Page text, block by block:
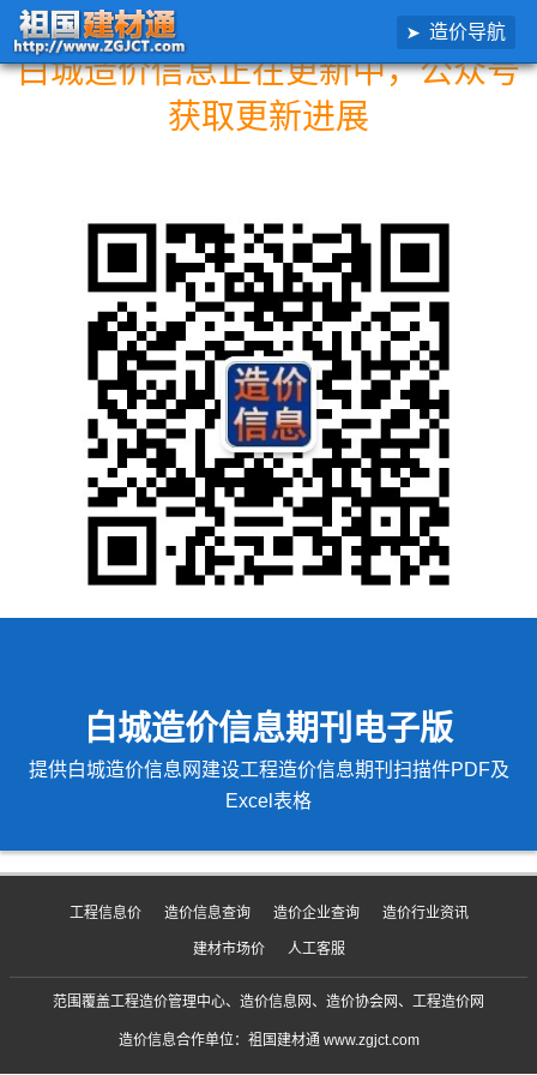
造价导航
白城造价信息期刊电子版
提供白城造价信息网建设工程造价信息期刊扫描件PDF及
Excel表格
白城造价信息正在更新中，公众号
获取更新进展
工程信息价 造价信息查询 造价企业查询 造价行业资讯
建材市场价 人工客服
范围覆盖工程造价管理中心、造价信息网、造价协会网、工程造价网
造价信息合作单位：祖国建材通 www.zgjct.com